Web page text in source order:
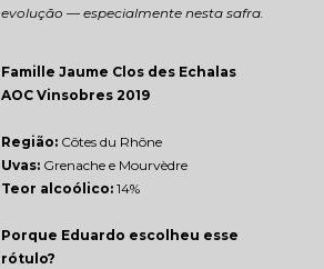
evolução — especialmente nesta safra.
Famille Jaume Clos des Echalas
AOC Vinsobres 2019
Região: Côtes du Rhône
Uvas: Grenache e Mourvèdre
Teor alcoólico: 14%
Porque Eduardo escolheu esse
rótulo?